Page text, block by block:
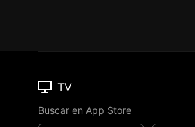
TV
Buscar en App Store